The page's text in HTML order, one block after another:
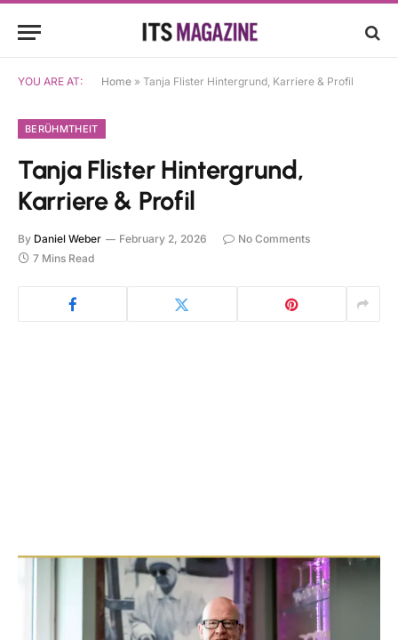
YOU ARE AT: Home » Tanja Flister Hintergrund, Karriere & Profil
BERÜHMTHEIT
Tanja Flister Hintergrund,
Karriere & Profil
By Daniel Weber February 2, 2026
No Comments
7 Mins Read